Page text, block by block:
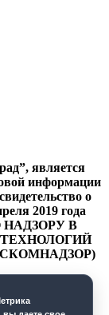
является
информации
о
2019 года
В